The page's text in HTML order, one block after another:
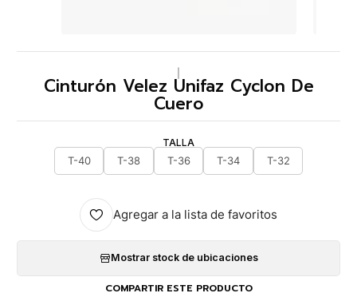
Cinturón Velez Unifaz Cyclon De
Cuero
TALLA
T-40
T-38 T-36 T-34 T-32
Agregar a la lista de favoritos
Mostrar stock de ubicaciones
COMPARTIR ESTE PRODUCTO